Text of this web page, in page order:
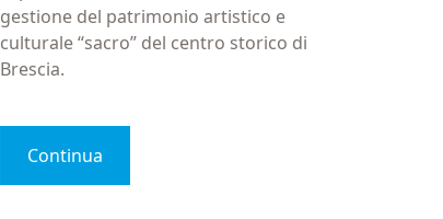
gestione del patrimonio artistico e
culturale “sacro” del centro storico di
Brescia.
Continua